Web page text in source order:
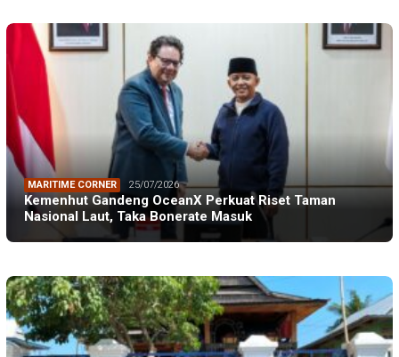
MARITIME CORNER 25/07/2026
Kemenhut Gandeng OceanX Perkuat Riset Taman
Nasional Laut, Taka Bonerate Masuk